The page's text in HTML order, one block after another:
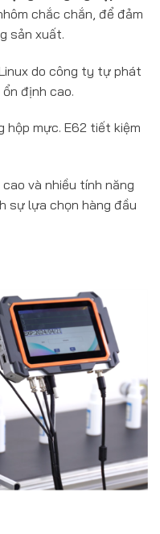
chắc chắn, để đảm
sản xuất.
do công ty tự phát
định cao.
hộp mực. E62 tiết kiệm
và nhiều tính năng
sự lựa chọn hàng đầu